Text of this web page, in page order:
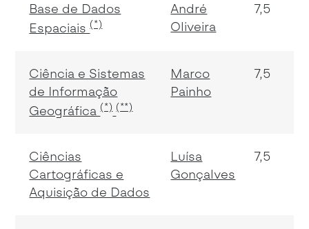
Base de Dados
Espaciais(*)
André
Oliveira
7,5
Ciência e Sistemas
de Informação
Geográfica(*) (**)
Marco
Painho
7,5
Ciências
Cartográficas e
Aquisição de Dados
Luísa
Gonçalves
7,5